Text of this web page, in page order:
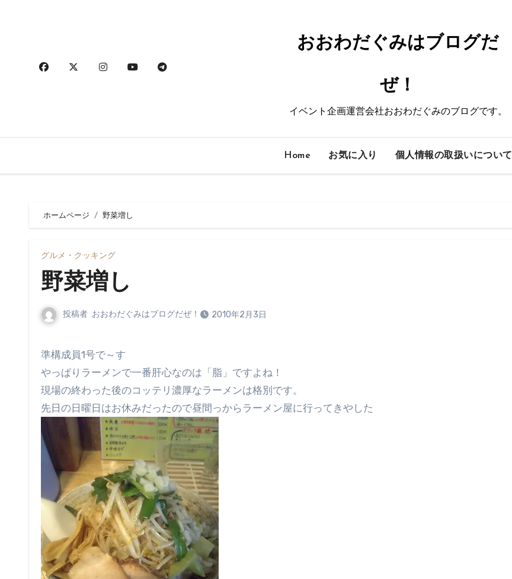
おおわだぐみはブログだ
ぜ！
イベント企画運営会社おおわだぐみのブログです。
Home お気に入り 個人情報の取扱いについて
ホームページ 野菜増し
グルメ・クッキング
野菜増し
投稿者 おおわだぐみはブログだぜ！ 2010年2月3日
準構成員1号で～す
やっぱりラーメンで一番肝心なのは「脂」ですよね！
現場の終わった後のコッテリ濃厚なラーメンは格別です。
先日の日曜日はお休みだったので昼間っからラーメン屋に行ってきやした